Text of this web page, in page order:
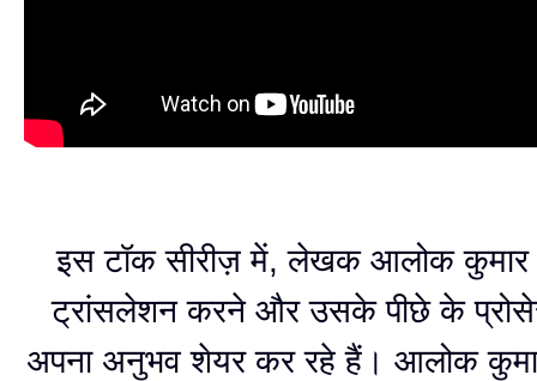
इस टॉक सीरीज़ में, लेखक आलोक कुमार
ट्रांसलेशन करने और उसके पीछे के
अपना अनुभव शेयर कर रहे हैं। आलोक